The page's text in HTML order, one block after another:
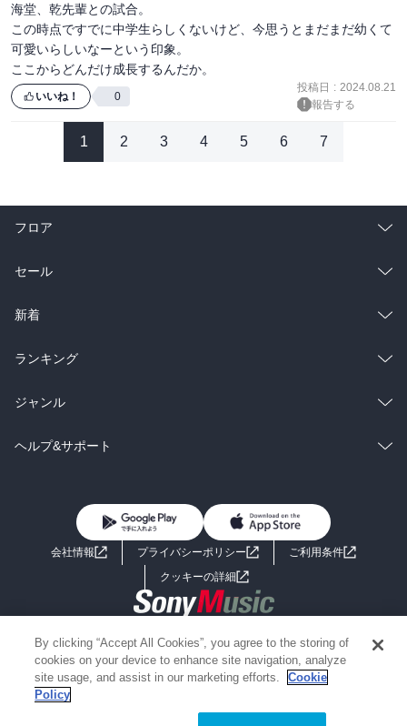
海堂、乾先輩との試合。
この時点ですでに中学生らしくないけど、今思うとまだまだ幼くて
可愛いらしいなーという印象。
ここからどんだけ成長するんだか。
いいね！ 0
投稿日 : 2024.08.21
報告する
1 2 3 4 5 6 7
フロア
総合
ラノベ
雑誌・グラビア
BL・TL
セール
総合
ラノベ
雑誌・グラビア
BL・TL
新着
総合
ラノベ
雑誌・グラビア
ランキング
総合
ラノベ
ジャンル
コミック
ライトノベル 男子向けラノベ
小説
海外小説
ミステリー SF
歴史・時代小説
ヘルプ&サポート
よくあるご質問 お問い合わせ
会社情報 プライバシーポリシー
ご利用条件
クッキーの詳細
Copyright 2017 - 2026 Sony Music Entertainment(Japan) Inc.
Information on the site is for the Japan domestic market only
powered by
By clicking “Accept All Cookies”, you agree to the storing of
cookies on your device to enhance site navigation, analyze
site usage, and assist in our marketing efforts.
Cookie
Policy